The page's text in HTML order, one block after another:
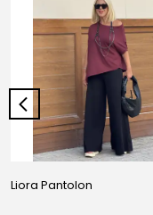
Liora Pantolon